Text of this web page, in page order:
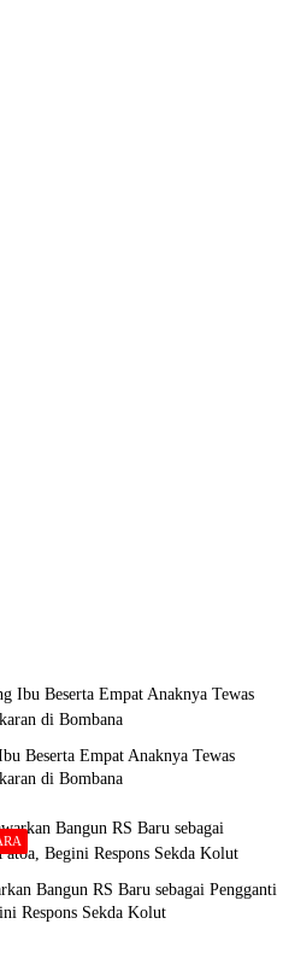
Beserta Empat Anaknya Tewas
di Bombana
Bangun RS Baru sebagai Pengganti
Respons Sekda Kolut